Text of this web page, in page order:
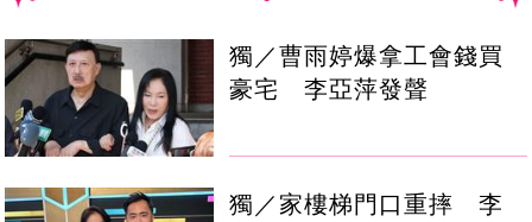
獨／曹雨婷爆拿工會錢買
豪宅 李亞萍發聲
獨／家樓梯門口重摔 李